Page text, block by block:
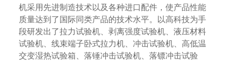
机采用先进制造技术以及各种进口配件，使产品性能
质量达到了国际同类产品的技术水平。以高科技为手
段研发出了拉力试验机、剥离强度试验机、液压材料
试验机、线束端子卧式拉力机、冲击试验机、高低温
交变湿热试验箱、落锤冲击试验机、落镖冲击试验